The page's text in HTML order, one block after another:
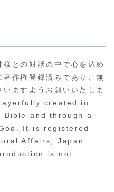
との対話の中で心を込め
作権登録済みであり、無
ますようお願いいたしま
created in
and through a
It is registered
Affairs, Japan.
is not